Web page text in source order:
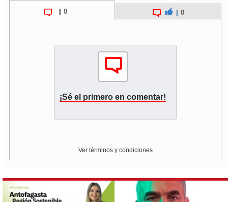
0 0
¡Sé el primero en comentar!
Ver términos y condiciones